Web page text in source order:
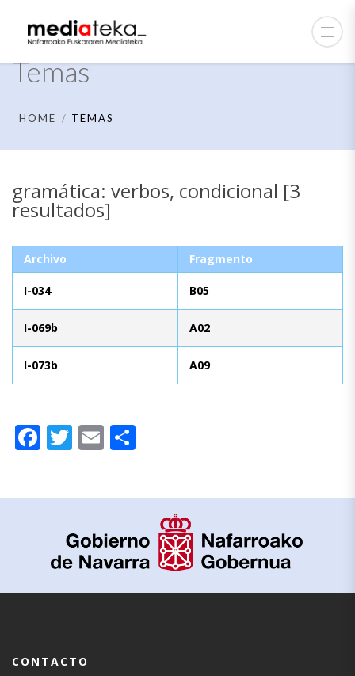
Temas
HOME TEMAS
gramática: verbos, condicional [3
resultados]
Archivo Fragmento
I-034 B05
I-069b A02
I-073b A09
Facebook
Twitter
Email
CONTACTO